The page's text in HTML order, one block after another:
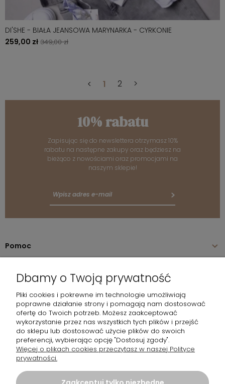
DI'SHE - BIAŁA JEANSOWA MARYNARKA - CYRKONIE
259,00 zł 349,00 zł
< 1 2 >
10% rabatu
Zapisując się do newslettera otrzymasz 10%
rabatu na następne zakupy oraz będziesz na
bieżąco z nowościami oraz promocjami na
naszym sklepie!
Pomoc
Gwarancja i zwroty
O firmie
Moje konto
Dbamy o Twoją prywatność
Pliki cookies i pokrewne im technologie umożliwiają
poprawne działanie strony i pomagają nam dostosować
ofertę do Twoich potrzeb. Możesz zaakceptować
wykorzystanie przez nas wszystkich tych plików i przejść
do sklepu lub dostosować użycie plików do swoich
preferencji, wybierając opcję "Dostosuj zgody".
Więcej o plikach cookies przeczytasz w naszej Polityce
prywatności.